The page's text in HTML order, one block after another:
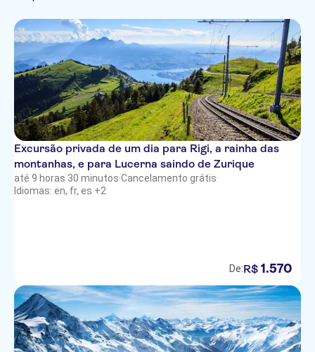
Excursão privada de um dia para Rigi, a rainha das
montanhas, e para Lucerna saindo de Zurique
até 9 horas 30 minutos·Cancelamento grátis·
Idiomas: en, fr, es +2
De:R$ 1 .570